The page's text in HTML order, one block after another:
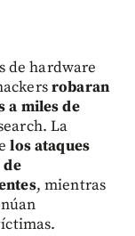
de hardware
robaran
a miles de
La
los ataques
de
, mientras